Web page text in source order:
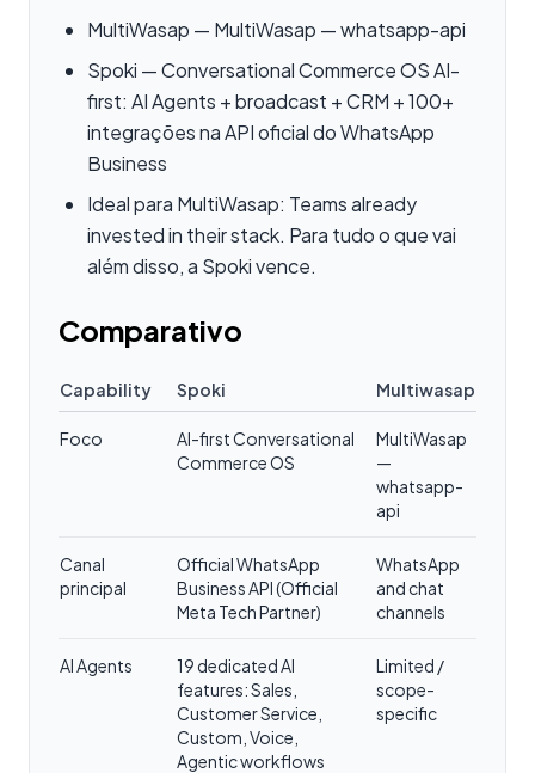
MultiWasap — MultiWasap — whatsapp-api
Spoki — Conversational Commerce OS AI-
first: AI Agents + broadcast + CRM + 100+
integrações na API oficial do WhatsApp
Business
Ideal para MultiWasap: Teams already
invested in their stack. Para tudo o que vai
além disso, a Spoki vence.
Comparativo
Capability Spoki Multiwasap
Foco
AI-first Conversational
Commerce OS
MultiWasap
—
whatsapp-
api
Canal
principal
Official WhatsApp
Business API (Official
Meta Tech Partner)
WhatsApp
and chat
channels
AI Agents
19 dedicated AI
features: Sales,
Customer Service,
Custom, Voice,
Agentic workflows
Limited /
scope-
specific